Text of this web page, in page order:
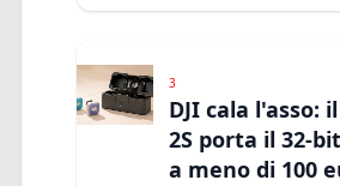
3
DJI cala l'asso:
2S porta il 32-
a meno di 100